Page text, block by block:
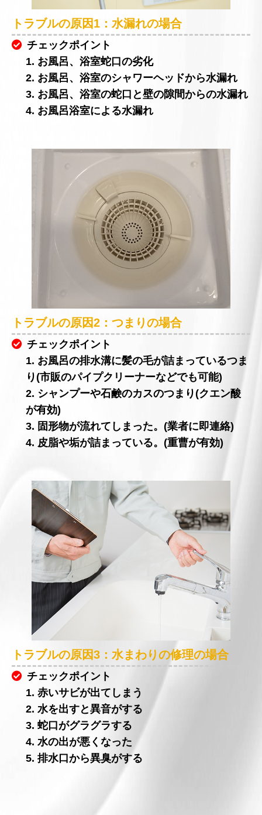
トラブルの原因1：水漏れの場合
チェックポイント
1. お風呂、浴室蛇口の劣化
2. お風呂、浴室のシャワーヘッドから水漏れ
3. お風呂、浴室の蛇口と壁の隙間からの水漏れ
4. お風呂浴室による水漏れ
トラブルの原因2：つまりの場合
チェックポイント
1. お風呂の排水溝に髪の毛が詰まっているつま
り(市販のパイプクリーナーなどでも可能)
2. シャンプーや石鹸のカスのつまり(クエン酸
が有効)
3. 固形物が流れてしまった。(業者に即連絡)
4. 皮脂や垢が詰まっている。(重曹が有効)
トラブルの原因3：水まわりの修理の場合
チェックポイント
1. 赤いサビが出てしまう
2. 水を出すと異音がする
3. 蛇口がグラグラする
4. 水の出が悪くなった
5. 排水口から異臭がする